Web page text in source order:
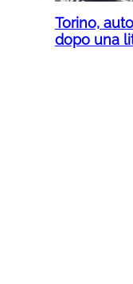
Torino,
dopo una